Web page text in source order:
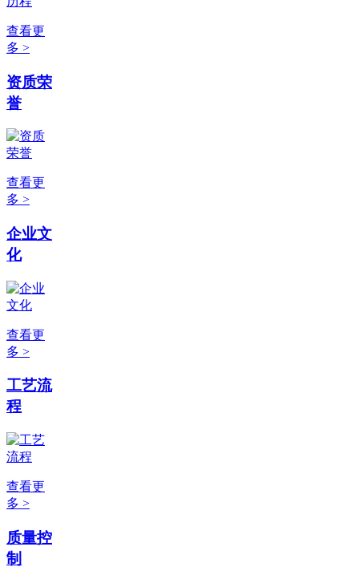
查看更
多 >
资质荣
誉
查看更
多 >
企业文
化
查看更
多 >
工艺流
程
查看更
多 >
质量控
制